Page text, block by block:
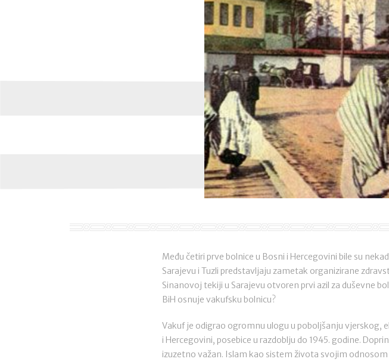
Među četiri prve bolnice u Bosni i Hercegovini bile su
Sarajevu i Tuzli predstavljaju zametak organizirane
Sinanovoj tekiji u Sarajevu otvoren prvi azil za duševne
BiH osnuje vakufsku bolnicu?
Vakuf je odigrao ogromnu ulogu u poboljšanju
i Hercegovini, posebice u razdoblju do 1945. godine.
izuzetno važan. Islam kao sistem života svojim